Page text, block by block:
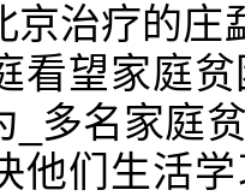
京治疗的
看望家庭
_多名家庭
他们生活